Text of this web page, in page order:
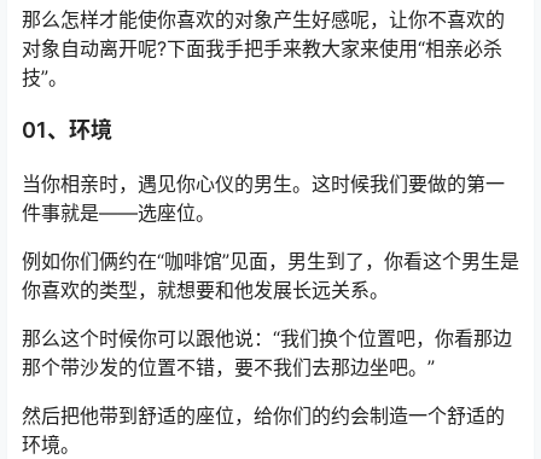
那么怎样才能使你喜欢的对象产生好感呢，让你不喜欢的
对象自动离开呢?下面我手把手来教大家来使用“相亲必杀
技”。
01、环境
当你相亲时，遇见你心仪的男生。这时候我们要做的第一
件事就是——选座位。
例如你们俩约在“咖啡馆”见面，男生到了，你看这个男生是
你喜欢的类型，就想要和他发展长远关系。
那么这个时候你可以跟他说：“我们换个位置吧，你看那边
那个带沙发的位置不错，要不我们去那边坐吧。”
然后把他带到舒适的座位，给你们的约会制造一个舒适的
环境。